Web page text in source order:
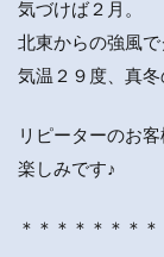
気づけば２月。
北東からの強風で
気温２９度、真冬
リピーターのお
楽しみです♪
＊＊＊＊＊＊＊